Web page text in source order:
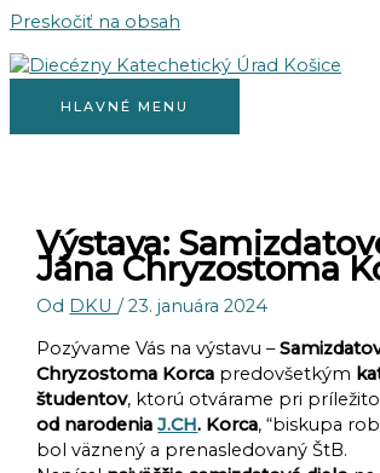
Preskočiť na obsah
HLAVNÉ MENU
Výstava:
Jána Chryzostoma
Od DKU/23. januára 2024
Pozývame Vás na výstavu –
Chryzostoma Korca predovšetkým
študentov, ktorú otvárame pri
od narodeniaJ.CH. Korca, “biskupa
bol väznený a prenasledovaný ŠtB.